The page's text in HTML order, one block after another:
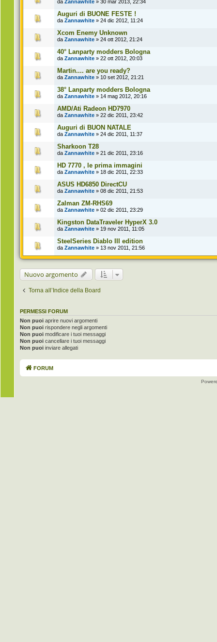
da Zannawhite » 30 mar 2013, 22:34
Auguri di BUONE FESTE !
da Zannawhite » 24 dic 2012, 11:24
Xcom Enemy Unknown
da Zannawhite » 24 ott 2012, 21:24
40° Lanparty modders Bologna
da Zannawhite » 22 ott 2012, 20:03
Martin.... are you ready?
da Zannawhite » 10 set 2012, 21:21
38° Lanparty modders Bologna
da Zannawhite » 14 mag 2012, 20:16
AMD/Ati Radeon HD7970
da Zannawhite » 22 dic 2011, 23:42
Auguri di BUON NATALE
da Zannawhite » 24 dic 2011, 11:37
Sharkoon T28
da Zannawhite » 21 dic 2011, 23:16
HD 7770 , le prima immagini
da Zannawhite » 18 dic 2011, 22:33
ASUS HD6850 DirectCU
da Zannawhite » 08 dic 2011, 21:53
Zalman ZM-RHS69
da Zannawhite » 02 dic 2011, 23:29
Kingston DataTraveler HyperX 3.0
da Zannawhite » 19 nov 2011, 11:05
SteelSeries Diablo III edition
da Zannawhite » 13 nov 2011, 21:56
Nuovo argomento
Torna all’Indice della Board
PERMESSI FORUM
Non puoi aprire nuovi argomenti
Non puoi rispondere negli argomenti
Non puoi modificare i tuoi messaggi
Non puoi cancellare i tuoi messaggi
Non puoi inviare allegati
FORUM